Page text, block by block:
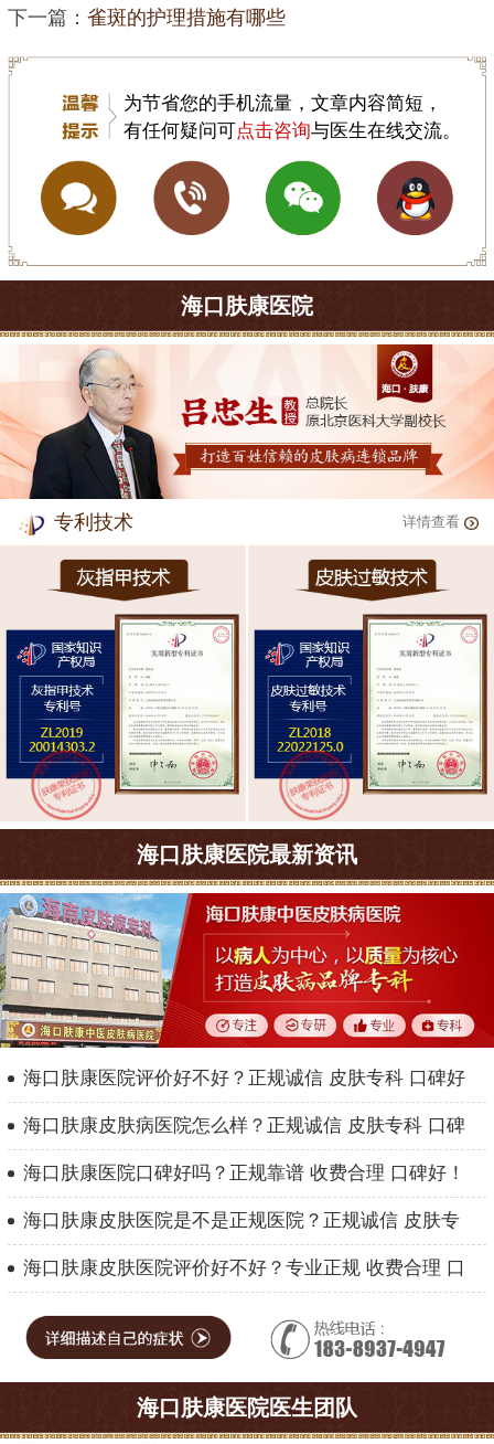
下一篇： 雀斑的护理措施有哪些
为节省您的手机流量，文章内容简短，
有任何疑问可点击咨询与医生在线交流。
海口肤康医院
专利技术 详情查看
海口肤康医院最新资讯
海口肤康医院评价好不好？正规诚信 皮肤专科 口碑好
海口肤康皮肤病医院怎么样？正规诚信 皮肤专科 口碑
海口肤康医院口碑好吗？正规靠谱 收费合理 口碑好！
海口肤康皮肤医院是不是正规医院？正规诚信 皮肤专
海口肤康皮肤医院评价好不好？专业正规 收费合理 口
海口肤康医院医生团队